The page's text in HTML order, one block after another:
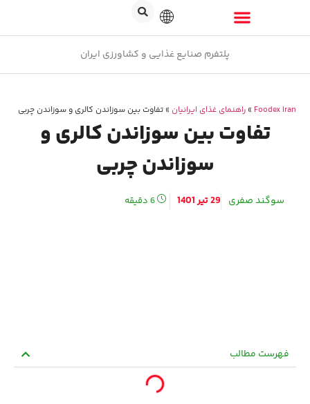
پلتفرم صنایع غذایی و کشاورزی ایران
Foodex Iran
» راهنمای غذای ایرانیان » تفاوت بین سوزاندن کالری و سوزاندن چربی
تفاوت بین سوزاندن کالری و
سوزاندن چربی
سوگند صفری 29 تیر 1401 6 دقیقه
فهرست مطالب